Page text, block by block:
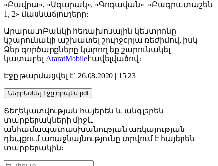
«Բավրա», «Ագարակ», «Գոգավան», «Բագրատաշեն
1, 2» մասնաճյուղերը:
ԱրարատԲանկի հեռախոսային կենտրոնը
կշարունակի աշխատել շուրջօրյա ռեժիմով, իսկ
Ձեր գործարքները կարող եք շարունակել
կատարել AraratMobileհավելվածով։
Էջը թարմացվել է` 26.08.2020 | 15:23
Ներբեռնել էջը որպես pdf
Տեղեկատվության հայերեն և անգլերեն
տարբերակների միջև
անհամապատասխանության առկայության
դեպքում առաջնայնությունը տրվում է հայերեն
տարբերակին: